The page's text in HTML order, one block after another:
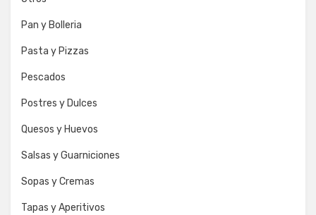
Pan y Bolleria
Pasta y Pizzas
Pescados
Postres y Dulces
Quesos y Huevos
Salsas y Guarniciones
Sopas y Cremas
Tapas y Aperitivos